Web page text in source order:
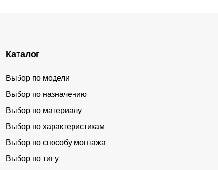
Каталог
Выбор по модели
Выбор по назначению
Выбор по материалу
Выбор по характеристикам
Выбор по способу монтажа
Выбор по типу